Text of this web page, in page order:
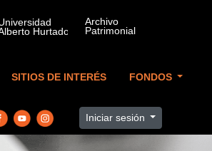
SITIOS DE INTERÉS FONDOS
Iniciar sesión